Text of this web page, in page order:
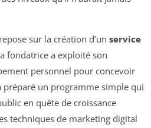
sur la création d’un service
fondatrice a exploité son
personnel pour concevoir
préparé un programme simple qui
en quête de croissance
techniques de marketing digital